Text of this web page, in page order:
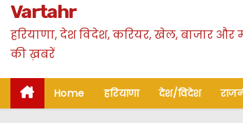
n
Vartahr
हरियाणा, देश विदेश, करियर, खेल, बाजार और
की ख़बरें
Home हरियाणा देश/विदेश